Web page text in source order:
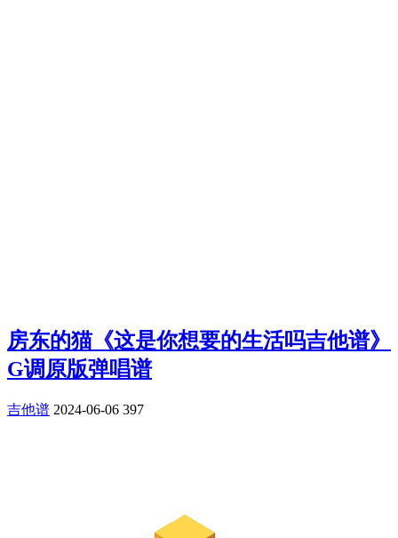
房东的猫《这是你想要的生活吗吉他谱》
G调原版弹唱谱
吉他谱 2024-06-06 397